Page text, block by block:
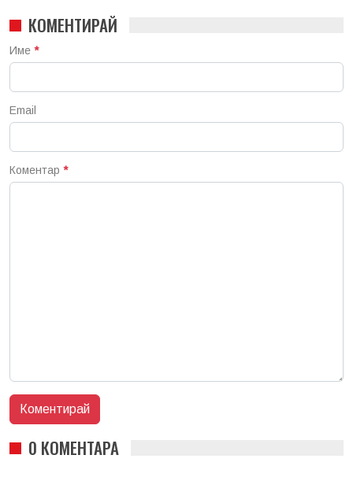
КОМЕНТИРАЙ
Име *
Email
Коментар *
0 КОМЕНТАРА